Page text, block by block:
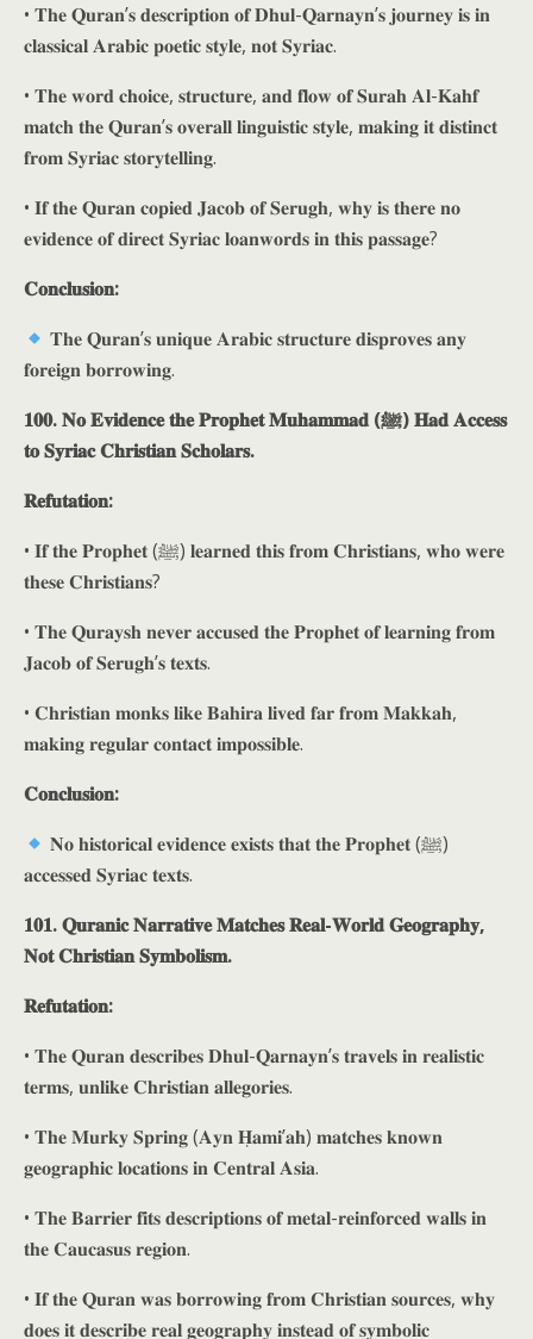
• 𝐓𝐡𝐞 𝐐𝐮𝐫𝐚𝐧’𝐬 𝐝𝐞𝐬𝐜𝐫𝐢𝐩𝐭𝐢𝐨𝐧 𝐨𝐟 𝐃𝐡𝐮𝐥-𝐐𝐚𝐫𝐧𝐚𝐲𝐧’𝐬 𝐣𝐨𝐮𝐫𝐧𝐞𝐲 𝐢𝐬 𝐢𝐧
𝐜𝐥𝐚𝐬𝐬𝐢𝐜𝐚𝐥 𝐀𝐫𝐚𝐛𝐢𝐜 𝐩𝐨𝐞𝐭𝐢𝐜 𝐬𝐭𝐲𝐥𝐞, 𝐧𝐨𝐭 𝐒𝐲𝐫𝐢𝐚𝐜.
• 𝐓𝐡𝐞 𝐰𝐨𝐫𝐝 𝐜𝐡𝐨𝐢𝐜𝐞, 𝐬𝐭𝐫𝐮𝐜𝐭𝐮𝐫𝐞, 𝐚𝐧𝐝 𝐟𝐥𝐨𝐰 𝐨𝐟 𝐒𝐮𝐫𝐚𝐡 𝐀𝐥-𝐊𝐚𝐡𝐟
𝐦𝐚𝐭𝐜𝐡 𝐭𝐡𝐞 𝐐𝐮𝐫𝐚𝐧’𝐬 𝐨𝐯𝐞𝐫𝐚𝐥𝐥 𝐥𝐢𝐧𝐠𝐮𝐢𝐬𝐭𝐢𝐜 𝐬𝐭𝐲𝐥𝐞, 𝐦𝐚𝐤𝐢𝐧𝐠 𝐢𝐭 𝐝𝐢𝐬𝐭𝐢𝐧𝐜𝐭
𝐟𝐫𝐨𝐦 𝐒𝐲𝐫𝐢𝐚𝐜 𝐬𝐭𝐨𝐫𝐲𝐭𝐞𝐥𝐥𝐢𝐧𝐠.
• 𝐈𝐟 𝐭𝐡𝐞 𝐐𝐮𝐫𝐚𝐧 𝐜𝐨𝐩𝐢𝐞𝐝 𝐉𝐚𝐜𝐨𝐛 𝐨𝐟 𝐒𝐞𝐫𝐮𝐠𝐡, 𝐰𝐡𝐲 𝐢𝐬 𝐭𝐡𝐞𝐫𝐞 𝐧𝐨
𝐞𝐯𝐢𝐝𝐞𝐧𝐜𝐞 𝐨𝐟 𝐝𝐢𝐫𝐞𝐜𝐭 𝐒𝐲𝐫𝐢𝐚𝐜 𝐥𝐨𝐚𝐧𝐰𝐨𝐫𝐝𝐬 𝐢𝐧 𝐭𝐡𝐢𝐬 𝐩𝐚𝐬𝐬𝐚𝐠𝐞?
𝐂𝐨𝐧𝐜𝐥𝐮𝐬𝐢𝐨𝐧:
𝐓𝐡𝐞 𝐐𝐮𝐫𝐚𝐧’𝐬 𝐮𝐧𝐢𝐪𝐮𝐞 𝐀𝐫𝐚𝐛𝐢𝐜 𝐬𝐭𝐫𝐮𝐜𝐭𝐮𝐫𝐞 𝐝𝐢𝐬𝐩𝐫𝐨𝐯𝐞𝐬 𝐚𝐧𝐲
𝐟𝐨𝐫𝐞𝐢𝐠𝐧 𝐛𝐨𝐫𝐫𝐨𝐰𝐢𝐧𝐠.
𝟏𝟎𝟎. 𝐍𝐨 𝐄𝐯𝐢𝐝𝐞𝐧𝐜𝐞 𝐭𝐡𝐞 𝐏𝐫𝐨𝐩𝐡𝐞𝐭 𝐌𝐮𝐡𝐚𝐦𝐦𝐚𝐝 (ﷺ) 𝐇𝐚𝐝 𝐀𝐜𝐜𝐞𝐬𝐬
𝐭𝐨 𝐒𝐲𝐫𝐢𝐚𝐜 𝐂𝐡𝐫𝐢𝐬𝐭𝐢𝐚𝐧 𝐒𝐜𝐡𝐨𝐥𝐚𝐫𝐬.
𝐑𝐞𝐟𝐮𝐭𝐚𝐭𝐢𝐨𝐧:
• 𝐈𝐟 𝐭𝐡𝐞 𝐏𝐫𝐨𝐩𝐡𝐞𝐭 (ﷺ) 𝐥𝐞𝐚𝐫𝐧𝐞𝐝 𝐭𝐡𝐢𝐬 𝐟𝐫𝐨𝐦 𝐂𝐡𝐫𝐢𝐬𝐭𝐢𝐚𝐧𝐬, 𝐰𝐡𝐨 𝐰𝐞𝐫𝐞
𝐭𝐡𝐞𝐬𝐞 𝐂𝐡𝐫𝐢𝐬𝐭𝐢𝐚𝐧𝐬?
• 𝐓𝐡𝐞 𝐐𝐮𝐫𝐚𝐲𝐬𝐡 𝐧𝐞𝐯𝐞𝐫 𝐚𝐜𝐜𝐮𝐬𝐞𝐝 𝐭𝐡𝐞 𝐏𝐫𝐨𝐩𝐡𝐞𝐭 𝐨𝐟 𝐥𝐞𝐚𝐫𝐧𝐢𝐧𝐠 𝐟𝐫𝐨𝐦
𝐉𝐚𝐜𝐨𝐛 𝐨𝐟 𝐒𝐞𝐫𝐮𝐠𝐡’𝐬 𝐭𝐞𝐱𝐭𝐬.
• 𝐂𝐡𝐫𝐢𝐬𝐭𝐢𝐚𝐧 𝐦𝐨𝐧𝐤𝐬 𝐥𝐢𝐤𝐞 𝐁𝐚𝐡𝐢𝐫𝐚 𝐥𝐢𝐯𝐞𝐝 𝐟𝐚𝐫 𝐟𝐫𝐨𝐦 𝐌𝐚𝐤𝐤𝐚𝐡,
𝐦𝐚𝐤𝐢𝐧𝐠 𝐫𝐞𝐠𝐮𝐥𝐚𝐫 𝐜𝐨𝐧𝐭𝐚𝐜𝐭 𝐢𝐦𝐩𝐨𝐬𝐬𝐢𝐛𝐥𝐞.
𝐂𝐨𝐧𝐜𝐥𝐮𝐬𝐢𝐨𝐧:
𝐍𝐨 𝐡𝐢𝐬𝐭𝐨𝐫𝐢𝐜𝐚𝐥 𝐞𝐯𝐢𝐝𝐞𝐧𝐜𝐞 𝐞𝐱𝐢𝐬𝐭𝐬 𝐭𝐡𝐚𝐭 𝐭𝐡𝐞 𝐏𝐫𝐨𝐩𝐡𝐞𝐭 (ﷺ)
𝐚𝐜𝐜𝐞𝐬𝐬𝐞𝐝 𝐒𝐲𝐫𝐢𝐚𝐜 𝐭𝐞𝐱𝐭𝐬.
𝟏𝟎𝟏. 𝐐𝐮𝐫𝐚𝐧𝐢𝐜 𝐍𝐚𝐫𝐫𝐚𝐭𝐢𝐯𝐞 𝐌𝐚𝐭𝐜𝐡𝐞𝐬 𝐑𝐞𝐚𝐥-𝐖𝐨𝐫𝐥𝐝 𝐆𝐞𝐨𝐠𝐫𝐚𝐩𝐡𝐲,
𝐍𝐨𝐭 𝐂𝐡𝐫𝐢𝐬𝐭𝐢𝐚𝐧 𝐒𝐲𝐦𝐛𝐨𝐥𝐢𝐬𝐦.
𝐑𝐞𝐟𝐮𝐭𝐚𝐭𝐢𝐨𝐧:
• 𝐓𝐡𝐞 𝐐𝐮𝐫𝐚𝐧 𝐝𝐞𝐬𝐜𝐫𝐢𝐛𝐞𝐬 𝐃𝐡𝐮𝐥-𝐐𝐚𝐫𝐧𝐚𝐲𝐧’𝐬 𝐭𝐫𝐚𝐯𝐞𝐥𝐬 𝐢𝐧 𝐫𝐞𝐚𝐥𝐢𝐬𝐭𝐢𝐜
𝐭𝐞𝐫𝐦𝐬, 𝐮𝐧𝐥𝐢𝐤𝐞 𝐂𝐡𝐫𝐢𝐬𝐭𝐢𝐚𝐧 𝐚𝐥𝐥𝐞𝐠𝐨𝐫𝐢𝐞𝐬.
• 𝐓𝐡𝐞 𝐌𝐮𝐫𝐤𝐲 𝐒𝐩𝐫𝐢𝐧𝐠 (𝐀𝐲𝐧 𝐇̣𝐚𝐦𝐢’𝐚𝐡) 𝐦𝐚𝐭𝐜𝐡𝐞𝐬 𝐤𝐧𝐨𝐰𝐧
𝐠𝐞𝐨𝐠𝐫𝐚𝐩𝐡𝐢𝐜 𝐥𝐨𝐜𝐚𝐭𝐢𝐨𝐧𝐬 𝐢𝐧 𝐂𝐞𝐧𝐭𝐫𝐚𝐥 𝐀𝐬𝐢𝐚.
• 𝐓𝐡𝐞 𝐁𝐚𝐫𝐫𝐢𝐞𝐫 𝐟𝐢𝐭𝐬 𝐝𝐞𝐬𝐜𝐫𝐢𝐩𝐭𝐢𝐨𝐧𝐬 𝐨𝐟 𝐦𝐞𝐭𝐚𝐥-𝐫𝐞𝐢𝐧𝐟𝐨𝐫𝐜𝐞𝐝 𝐰𝐚𝐥𝐥𝐬 𝐢𝐧
𝐭𝐡𝐞 𝐂𝐚𝐮𝐜𝐚𝐬𝐮𝐬 𝐫𝐞𝐠𝐢𝐨𝐧.
• 𝐈𝐟 𝐭𝐡𝐞 𝐐𝐮𝐫𝐚𝐧 𝐰𝐚𝐬 𝐛𝐨𝐫𝐫𝐨𝐰𝐢𝐧𝐠 𝐟𝐫𝐨𝐦 𝐂𝐡𝐫𝐢𝐬𝐭𝐢𝐚𝐧 𝐬𝐨𝐮𝐫𝐜𝐞𝐬, 𝐰𝐡𝐲
𝐝𝐨𝐞𝐬 𝐢𝐭 𝐝𝐞𝐬𝐜𝐫𝐢𝐛𝐞 𝐫𝐞𝐚𝐥 𝐠𝐞𝐨𝐠𝐫𝐚𝐩𝐡𝐲 𝐢𝐧𝐬𝐭𝐞𝐚𝐝 𝐨𝐟 𝐬𝐲𝐦𝐛𝐨𝐥𝐢𝐜